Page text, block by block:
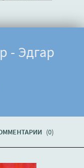
- Эдгар
(0)